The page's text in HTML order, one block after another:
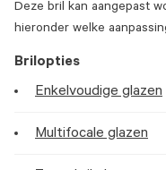
Deze bril kan aangepast
hieronder welke
Brilopties
Enkelvoudige glazen
Multifocale glazen